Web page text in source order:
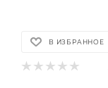
В ИЗБРАННОЕ